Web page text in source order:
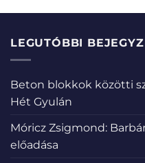
LEGUTÓBBI
Beton blokkok közötti
Hét Gyulán
Móricz Zsigmond:
előadása